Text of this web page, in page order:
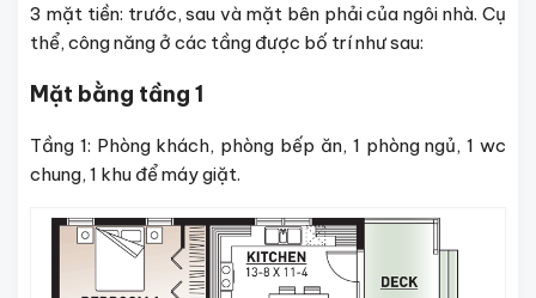
3 mặt tiền: trước, sau và mặt bên phải của ngôi nhà. Cụ
thể, công năng ở các tầng được bố trí như sau:
Mặt bằng tầng 1
Tầng 1: Phòng khách, phòng bếp ăn, 1 phòng ngủ, 1 wc
chung, 1 khu để máy giặt.